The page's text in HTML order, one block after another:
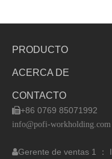
PRODUCTO
ACERCA DE
CONTACTO
+86 0769 85071992
info@pofi-workholding.com
Gerente de ventas 1 ： I